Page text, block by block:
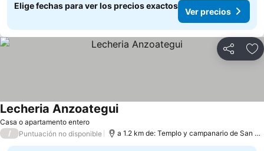
Elige fechas para ver los precios exactos
Ver precios
Compartir
Casa o apartamento entero
Lecheria Anzoategui
/ Puntuación no disponible a 1.2 km de: Templo y campanario de San Francisco de Asís